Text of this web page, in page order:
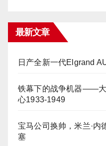
最新文章
日产全新一代Elgrand
铁幕下的战争机器——大
心1933-1949
宝马公司换帅，米兰·内
塞